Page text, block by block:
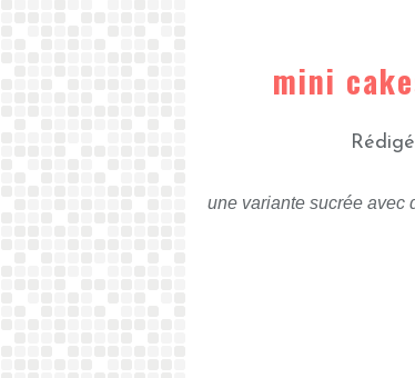
mini
une variante sucrée avec